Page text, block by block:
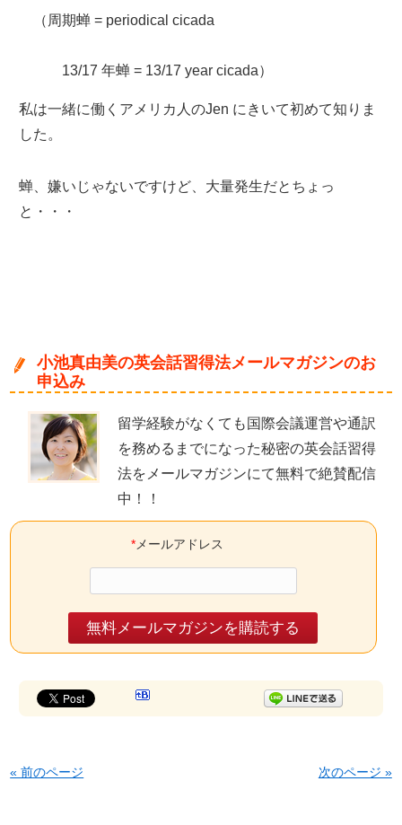
（周期蝉 = periodical cicada
13/17 年蝉 = 13/17 year cicada）
私は一緒に働くアメリカ人のJen にきいて初めて知りま
した。
蝉、嫌いじゃないですけど、大量発生だとちょっ
と・・・
小池真由美の英会話習得法メールマガジンのお
申込み
留学経験がなくても国際会議運営や通訳
を務めるまでになった秘密の英会話習得
法をメールマガジンにて無料で絶賛配信
中 ！！
*メールアドレス
« 前のページ 次のページ »